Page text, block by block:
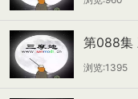
第088集
浏览:1395